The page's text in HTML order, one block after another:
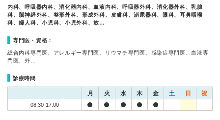
内科、呼吸器内科、消化器内科、血液内科、呼吸器外科、消化器外科、乳腺
科、脳神経外科、整形外科、形成外科、皮膚科、泌尿器科、眼科、耳鼻咽喉
科、婦人科、小児科、小児外科、放…
専門医・資格：
総合内科専門医、アレルギー専門医、リウマチ専門医、感染症専門医、血液専
門医、外…
診療時間
月 火 水 木 金 土 日 祝
08:30-17:00